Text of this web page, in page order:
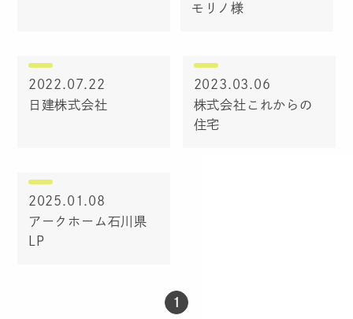
モリノ様
2022.07.22
日建株式会社
2023.03.06
株式会社これからの
住宅
2025.01.08
アークホーム石川県
LP
1